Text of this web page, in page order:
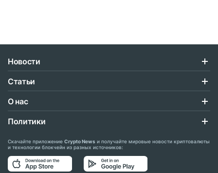
Новости
Статьи
О нас
Политики
Скачайте приложение Crypto News и получайте мировые новости криптовалюты
и технологии блокчейн из разных источников: